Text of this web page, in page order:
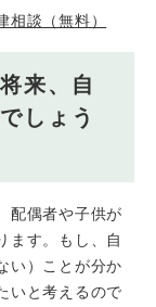
談（無料）
来、自
しょう
配偶者や子供が
ます。もし、自
い）ことが分か
いと考えるので